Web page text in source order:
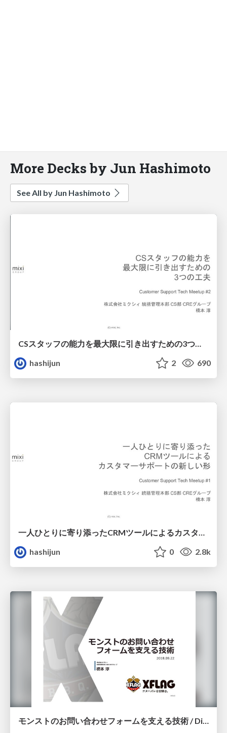
More Decks by Jun Hashimoto
See All by Jun Hashimoto
CSスタッフの能力を最大限に引き出すための3つの工夫 / 3 approaches for improving cs staff creativity
hashijun
2 690
hashijun
0 2.8k
モンストのお問い合わせフォームを支える技術 / Dive into mixi night 2018-08-22